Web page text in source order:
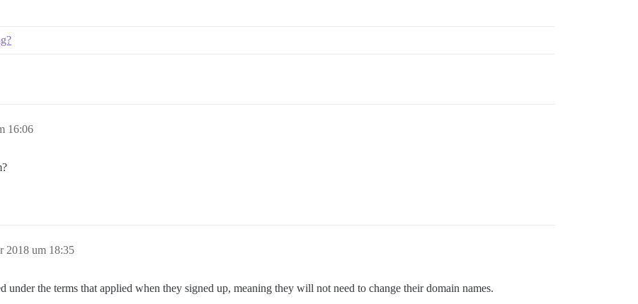
16:06
2018 um 18:35
under the terms that applied when they signed up, meaning they will not need to change their domain names.